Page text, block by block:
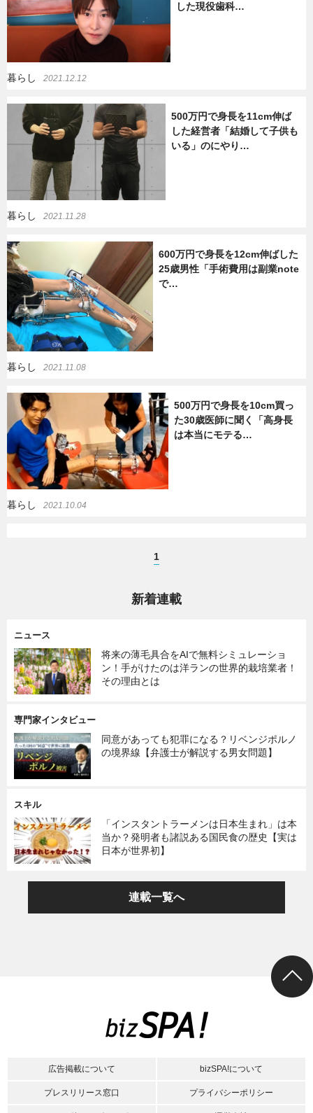
した現役歯科…
暮らし 2021.12.12
500万円で身長を11cm伸ば
した経営者「結婚して子供も
いる」のにやり…
暮らし 2021.11.28
600万円で身長を12cm伸ばした
25歳男性「手術費用は副業note
で…
暮らし 2021.11.08
500万円で身長を10cm買っ
た30歳医師に聞く「高身長
は本当にモテる…
暮らし 2021.10.04
1
新着連載
ニュース
将来の薄毛具合をAIで無料シミュレーショ
ン！手がけたのは洋ランの世界的栽培業者！
その理由とは
専門家インタビュー
同意があっても犯罪になる？リベンジポルノ
の境界線【弁護士が解説する男女問題】
スキル
「インスタントラーメンは日本生まれ」は本
当か？発明者も諸説ある国民食の歴史【実は
日本が世界初】
連載一覧へ
広告掲載について bizSPA!について
プレスリリース窓口 プライバシーポリシー